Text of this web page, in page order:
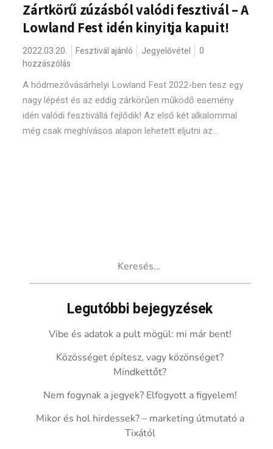
Zártkörű zúzásból valódi fesztivál – A
Lowland Fest idén kinyitja kapuit!
2022.03.20. Fesztivál ajánló Jegyelővétel
0
hozzászólás
A hódmezővásárhelyi Lowland Fest 2022-ben tesz egy
nagy lépést és az eddig zárkörűen működő esemény
idén valódi fesztivállá fejlődik! Az első két alkalommal
még csak meghívásos alapon lehetett eljutni az...
Legutóbbi bejegyzések
Vibe és adatok a pult mögül: mi már bent!
Közösséget építesz, vagy közönséget?
Mindkettőt?
Nem fogynak a jegyek? Elfogyott a figyelem!
Mikor és hol hirdessek? – marketing útmutató a
Tixától